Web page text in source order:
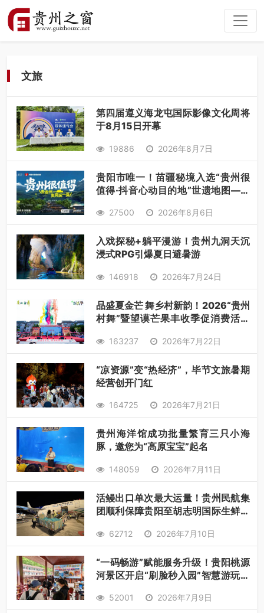
文旅
第四届遵义海龙屯国际影像文化周将
于8月15日开幕
19886 2026年8月7日
贵阳市唯一！苗疆秘境入选“贵州很
值得·抖音心动目的地”世遗地图——
27500 2026年8月6日
入戏探秘+躺平漫游！贵州九洞天沉
浸式RPG引爆夏日避暑游
146918 2026年7月24日
品盛夏金芒 舞乡村新韵！2026“贵州
村舞”暨望谟芒果丰收季促消费活动
163237 2026年7月22日
“凉资源”变“热经济”，毕节文旅暑期
经营创开门红
164725 2026年7月21日
贵州海洋馆成功批量繁育三只小海
豚，邀您为“高原宝宝”起名
148059 2026年7月11日
活鳗出口单次最大运量！贵州民航集
团顺利保障贵阳至胡志明国际生鲜货
62712 2026年7月10日
“一码畅游”赋能服务升级！贵阳桃源
河景区开启“刷脸秒入园”智慧游玩新
52001 2026年7月9日